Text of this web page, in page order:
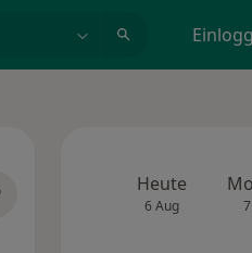
Heute
6 Aug